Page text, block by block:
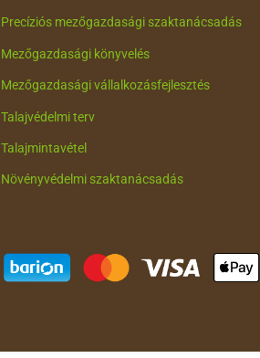
Precíziós mezőgazdasági szaktanácsadás
Mezőgazdasági könyvelés
Mezőgazdasági vállalkozásfejlesztés
Talajvédelmi terv
Talajmintavétel
Növényvédelmi szaktanácsadás